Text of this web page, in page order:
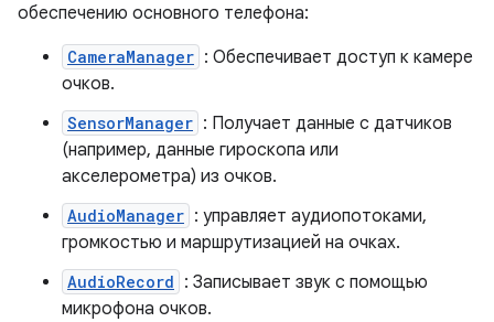
обеспечению основного телефона:
CameraManager : Обеспечивает доступ к камере
очков.
SensorManager : Получает данные с датчиков
(например, данные гироскопа или
акселерометра) из очков.
AudioManager : управляет аудиопотоками,
громкостью и маршрутизацией на очках.
AudioRecord : Записывает звук с помощью
микрофона очков.